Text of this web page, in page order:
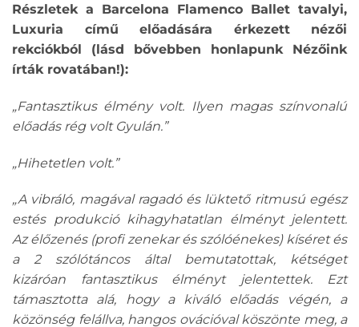
Részletek a Barcelona Flamenco Ballet tavalyi,
Luxuria című előadására érkezett nézői
rekciókból (lásd bővebben honlapunk Nézőink
írták rovatában!):
„Fantasztikus élmény volt. Ilyen magas színvonalú
előadás rég volt Gyulán.”
„Hihetetlen volt.”
„A vibráló, magával ragadó és lüktető ritmusú egész
estés produkció kihagyhatatlan élményt jelentett.
Az élőzenés (profi zenekar és szólóénekes) kíséret és
a 2 szólótáncos által bemutatottak, kétséget
kizáróan fantasztikus élményt jelentettek. Ezt
támasztotta alá, hogy a kiváló előadás végén, a
közönség felállva, hangos ovációval köszönte meg, a